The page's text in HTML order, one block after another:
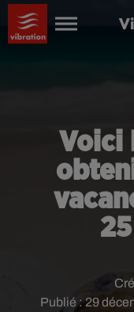
Voici
Publié : 29